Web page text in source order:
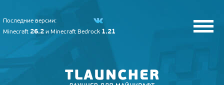
Последние версии:
Minecraft 26.2 и Minecraft Bedrock 1.21